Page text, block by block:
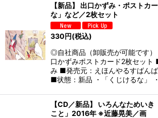
【新品】 出口かずみ・ポストカ
な」など／2枚セット
330 円(税込)
◎自社商品（卸販売が可能です
口かずみポストカード2枚セット
み ■発売元：えほんやるすばん
■状態：新品 ・「くじけるな」
【CD／新品】 いろんなためいき
こと」2016年 ※近藤晃美／画